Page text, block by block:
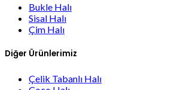
Bukle Halı
Sisal Halı
Çim Halı
Diğer Ürünlerimiz
Çelik Tabanlı Halı